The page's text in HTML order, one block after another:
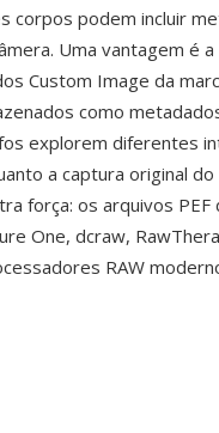
corpos podem incluir
Uma vantagem é
Custom Image da
como
explorem diferentes
a captura original
força: os arquivos PEF
One, dcraw,
RAW